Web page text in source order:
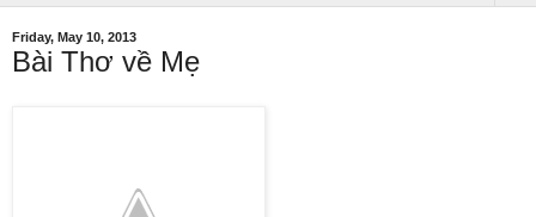
Friday, May 10, 2013
Bài Thơ về Mẹ